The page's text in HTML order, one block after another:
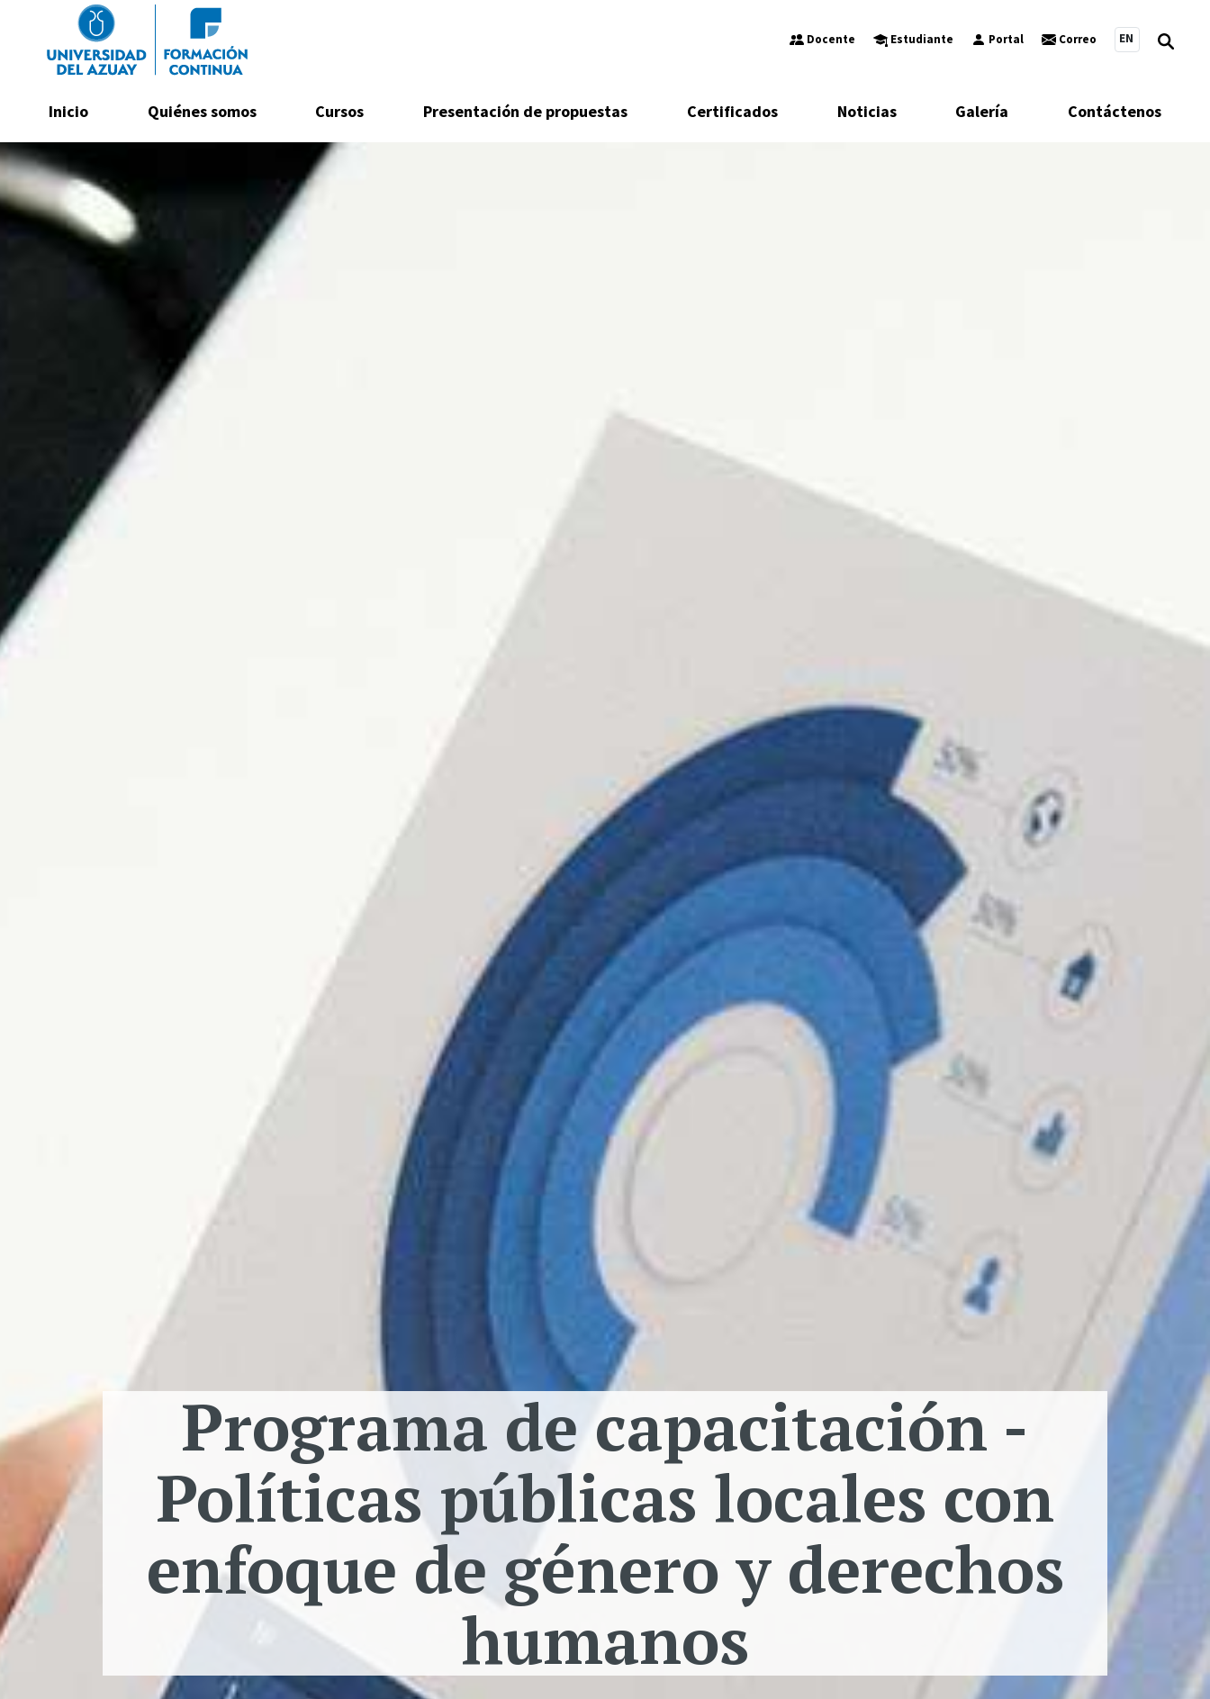
Docente Estudiante Portal Correo EN
Navegación principal
Inicio Quiénes somos Cursos Presentación de propuestas Certificados Noticias Galería Contáctenos
Programa de capacitación -
Políticas públicas locales con
enfoque de género y derechos
humanos